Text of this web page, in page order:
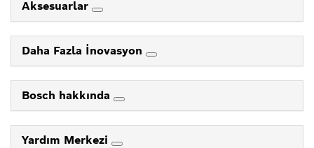
Aksesuarlar
Daha Fazla İnovasyon
Bosch hakkında
Yardım Merkezi